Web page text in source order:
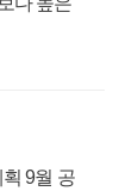
9월 공